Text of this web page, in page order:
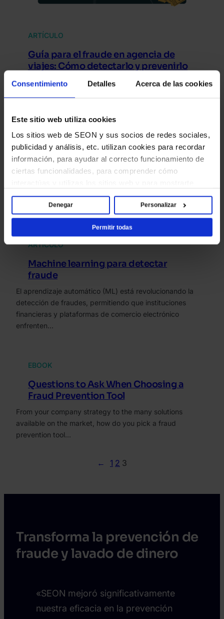
Consentimiento Detalles Acerca de las cookies
Este sitio web utiliza cookies
Los sitios web de SEON y sus socios de redes sociales,
publicidad y análisis, etc. utilizan cookies para recordar
información, para ayudar al correcto funcionamiento de
ciertas funcionalidades, para comprender cómo
contenido y anuncios que sean relevantes y atractivos
para ti. Al hacer clic en [Permitir todas], aceptas el uso
de estas cookies y confirmas que has leído y entendido
nuestro Aviso de cookies.Permitir todas
Personalizar
Denegar
ARTÍCULO
Guía para el fraude en agencia de
viajes: Cómo detectarlo y prevenirlo
En esta segunda entrega de nuestra introducción al
ARTÍCULO
Machine learning para detectar
fraude
El aprendizaje automático (ML) está revolucionando la
detección de fraudes, permitiendo que instituciones
financieras y plataformas de comercio electrónico
enfrenten…
EBOOK
Questions to Ask When Choosing a
Fraud Prevention Tool
From your company strategy to the many solutions
available on the market, how do you pick a fraud
prevention tool…
← 1 2 3
Transforma la prevención de
fraude y lavado de dinero
«SEON mejoró significativamente
nuestra eficacia en la prevención